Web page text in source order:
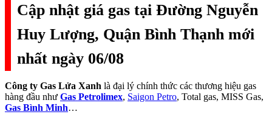
Cập nhật giá gas tại Đường Nguyễn
Huy Lượng, Quận Bình Thạnh mới
nhất ngày 06/08
Công ty Gas Lửa Xanh là đại lý chính thức các thương hiệu gas
hàng đầu như Gas Petrolimex, Saigon Petro, Total gas, MISS Gas,
Gas Bình Minh…